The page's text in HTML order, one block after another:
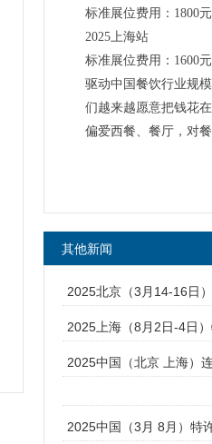
标准展位费用：1800
2025上海站
标准展位费用：1600
驱动中国餐饮行业规
们越来越愿意把钱花
偏爱西餐、餐厅，对
其他新闻
2025北京（3月14-16日
2025上海（8月2日-4日
2025中国（北京 上海）
2025中国（3月 8月）特